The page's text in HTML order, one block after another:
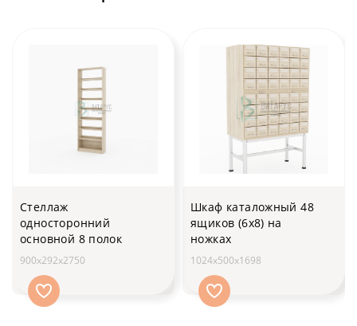
Стеллаж
односторонний
основной 8 полок
900х292х2750
Шкаф каталожный 48
ящиков (6х8) на
ножках
1024х500х1698